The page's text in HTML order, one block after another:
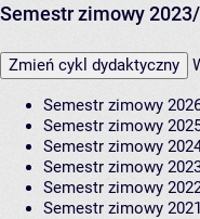
Semestr zimowy
Zmień cykl dydaktyczny
Semestr zimowy
Semestr zimowy
Semestr zimowy
Semestr zimowy
Semestr zimowy
Semestr zimowy